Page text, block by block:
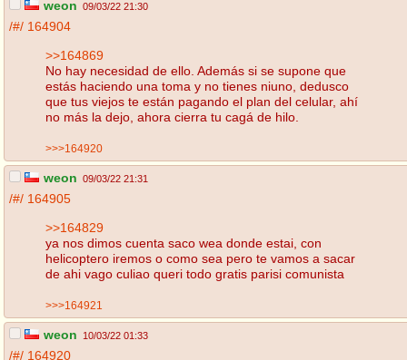
weon 09/03/22 21:30
/#/ 164904
>>164869
No hay necesidad de ello. Además si se supone que
estás haciendo una toma y no tienes niuno, dedusco
que tus viejos te están pagando el plan del celular, ahí
no más la dejo, ahora cierra tu cagá de hilo.
>>>164920
weon 09/03/22 21:31
/#/ 164905
>>164829
ya nos dimos cuenta saco wea donde estai, con
helicoptero iremos o como sea pero te vamos a sacar
de ahi vago culiao queri todo gratis parisi comunista
>>>164921
weon 10/03/22 01:33
/#/ 164920